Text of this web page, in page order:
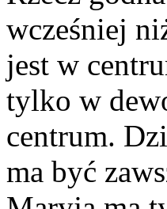
wcześniej
jest w
tylko w
centrum.
ma być